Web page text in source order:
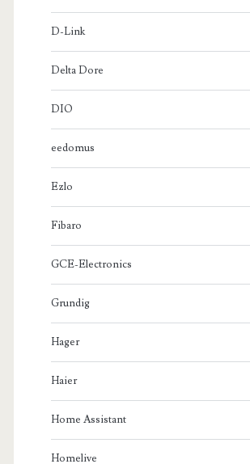
D-Link
Delta Dore
DIO
eedomus
Ezlo
Fibaro
GCE-Electronics
Grundig
Hager
Haier
Home Assistant
Homelive